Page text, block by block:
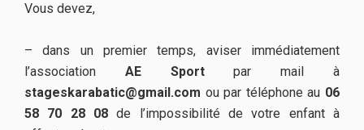
Vous devez,
– dans un premier temps, aviser immédiatement
l’association AE Sportpar mail à
stageskarabatic@gmail.com ou par téléphone au 06
58 70 28 08 de l’impossibilité de votre enfant à